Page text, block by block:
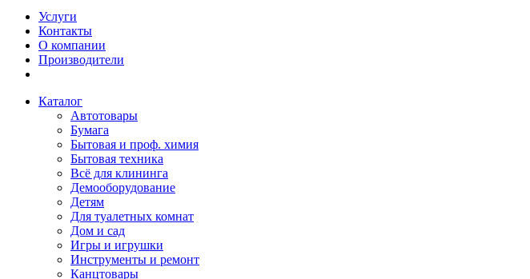
Услуги
Контакты
О компании
Производители
Каталог
Автотовары
Бумага
Бытовая и проф. химия
Бытовая техника
Всё для клининга
Демооборудование
Детям
Для туалетных комнат
Дом и сад
Игры и игрушки
Инструменты и ремонт
Канцтовары